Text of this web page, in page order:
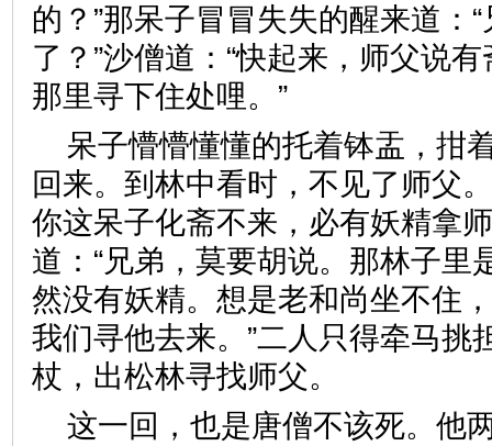
的？”那呆子冒冒失失的醒来道：
了？”沙僧道：“快起来，师父说
那里寻下住处哩。”
呆子懵懵懂懂的托着钵盂，拑
回来。到林中看时，不见了师父
你这呆子化斋不来，必有妖精拿
道：“兄弟，莫要胡说。那林子里
然没有妖精。想是老和尚坐不住
我们寻他去来。”二人只得牵马挑
杖，出松林寻找师父。
这一回，也是唐僧不该死。他